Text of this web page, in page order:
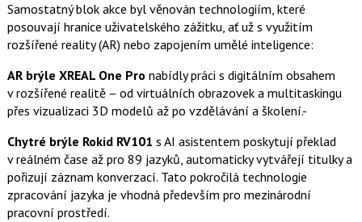
Samostatný blok akce byl věnován technologiím, které
posouvají hranice uživatelského zážitku, ať už s využitím
rozšířené reality (AR) nebo zapojením umělé inteligence:
AR brýle XREAL One Pro nabídly práci s digitálním obsahem
v rozšířené realitě – od virtuálních obrazovek a multitaskingu
přes vizualizaci 3D modelů až po vzdělávání a školení.-
Chytré brýle Rokid RV101 s AI asistentem poskytují překlad
v reálném čase až pro 89 jazyků, automaticky vytvářejí titulky a
pořizují záznam konverzací. Tato pokročilá technologie
zpracování jazyka je vhodná především pro mezinárodní
pracovní prostředí.